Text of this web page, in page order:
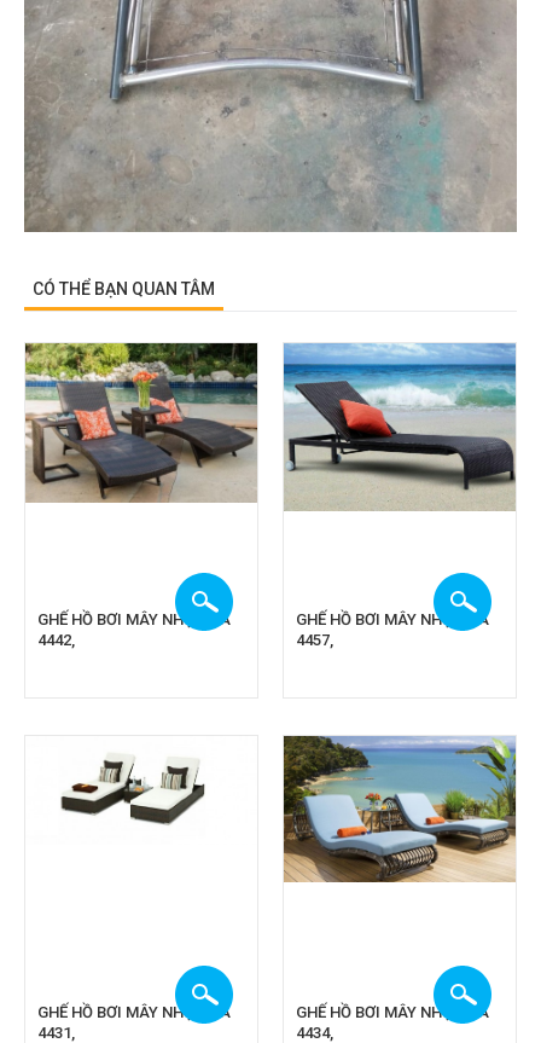
CÓ THỂ BẠN QUAN TÂM
GHẾ HỒ BƠI MÂY NHỰA CA
4442,
GHẾ HỒ BƠI MÂY NHỰA CA
4457,
GHẾ HỒ BƠI MÂY NHỰA CA
4431,
GHẾ HỒ BƠI MÂY NHỰA CA
4434,